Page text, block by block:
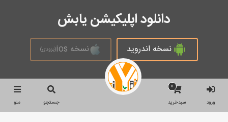
ورود
0
سبدخرید جستجو منو
دانلود اپلیکیشن یابش
نسخه اندروید نسخه ios (بزودی)
تمام حقوق محفوظ است © 2026